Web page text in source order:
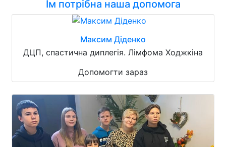
Їм потрібна наша допомога
Максим Діденко
ДЦП, спастична диплегія. Лімфома Ходжкіна
Допомогти зараз